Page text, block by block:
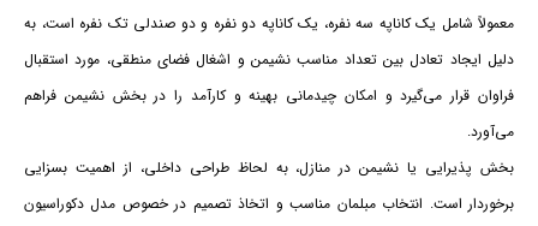
معمولاً شامل یک کاناپه سه نفره، یک کاناپه دو نفره و دو صندلی تک نفره است، به
دلیل ایجاد تعادل بین تعداد مناسب نشیمن و اشغال فضای منطقی، مورد استقبال
فراوان قرار می‌گیرد و امکان چیدمانی بهینه و کارآمد را در بخش نشیمن فراهم
می‌آورد.
بخش پذیرایی یا نشیمن در منازل، به لحاظ طراحی داخلی، از اهمیت بسزایی
برخوردار است. انتخاب مبلمان مناسب و اتخاذ تصمیم در خصوص مدل دکوراسیون